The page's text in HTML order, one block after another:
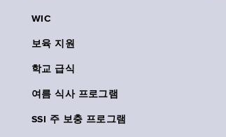
WIC
보육 지원
학교 급식
여름 식사 프로그램
SSI 주 보충 프로그램